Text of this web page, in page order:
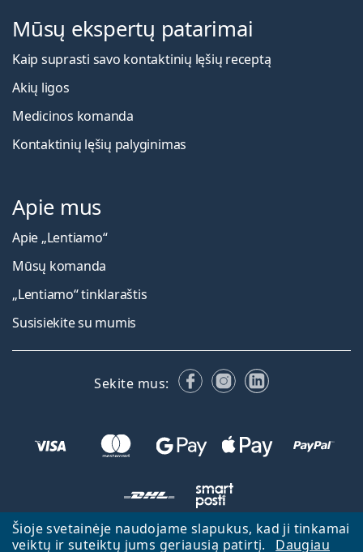
Šioje svetainėje naudojame slapukus, kad ji tinkamai
veiktų ir suteiktų jums geriausią patirtį.
Daugiau
Mūsų ekspertų patarimai
Kaip suprasti savo kontaktinių lęšių receptą
Akių ligos
Medicinos komanda
Kontaktinių lęšių palyginimas
Apie mus
Apie „Lentiamo“
Mūsų komanda
„Lentiamo“ tinklaraštis
Susisiekite su mumis
Sekite mus: FacebookInstagram
LinkedIn
Atgal į pagrindinį puslapį Eiti aukštyn